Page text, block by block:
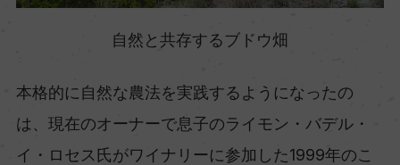
自然と共存するブドウ畑
本格的に自然な農法を実践するようになったの
は、現在のオーナーで息子のライモン・バデル・
イ・ロセス氏がワイナリーに参加した1999年のこ